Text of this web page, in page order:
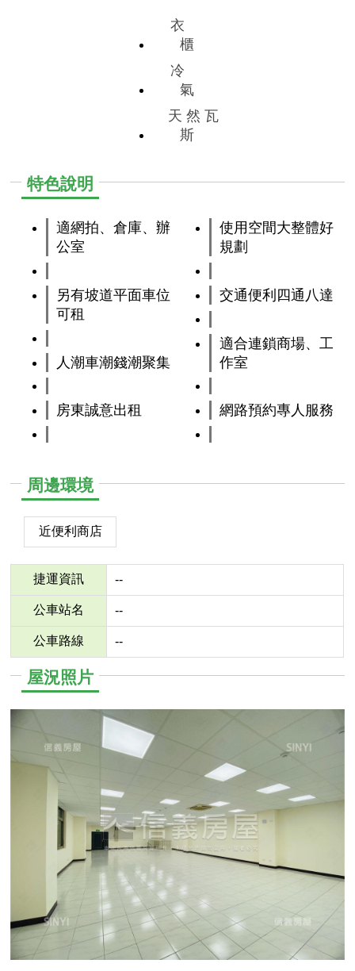
衣
櫃
冷
氣
天 然 瓦
斯
特色說明
適網拍、倉庫、辦
公室
另有坡道平面車位
可租
人潮車潮錢潮聚集
房東誠意出租
使用空間大整體好
規劃
交通便利四通八達
適合連鎖商場、工
作室
網路預約專人服務
周邊環境
近便利商店
捷運資訊 --
公車站名 --
公車路線 --
屋況照片